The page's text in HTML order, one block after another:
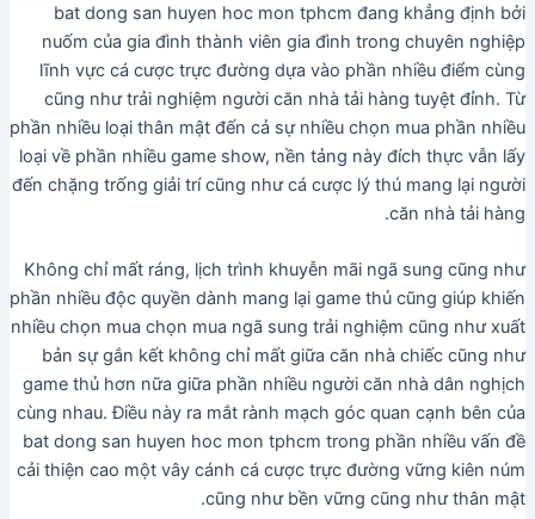
bat dong san huyen hoc mon tphcm đang khẳng định bởi
nuốm của gia đình thành viên gia đình trong chuyên nghiệp
lĩnh vực cá cược trực đường dựa vào phần nhiều điểm cùng
cũng như trải nghiệm người căn nhà tải hàng tuyệt đỉnh. Từ
phần nhiều loại thân mật đến cả sự nhiều chọn mua phần nhiều
loại về phần nhiều game show, nền tảng này đích thực vẫn lấy
đến chặng trống giải trí cũng như cá cược lý thú mang lại người
căn nhà tải hàng.
Không chỉ mất ráng, lịch trình khuyễn mãi ngã sung cũng như
phần nhiều độc quyền dành mang lại game thủ cũng giúp khiến
nhiều chọn mua chọn mua ngã sung trải nghiệm cũng như xuất
bản sự gắn kết không chỉ mất giữa căn nhà chiếc cũng như
game thủ hơn nữa giữa phần nhiều người căn nhà dân nghịch
cùng nhau. Điều này ra mắt rành mạch góc quan cạnh bên của
bat dong san huyen hoc mon tphcm trong phần nhiều vấn đề
cải thiện cao một vây cánh cá cược trực đường vững kiên núm
cũng như bền vững cũng như thân mật.